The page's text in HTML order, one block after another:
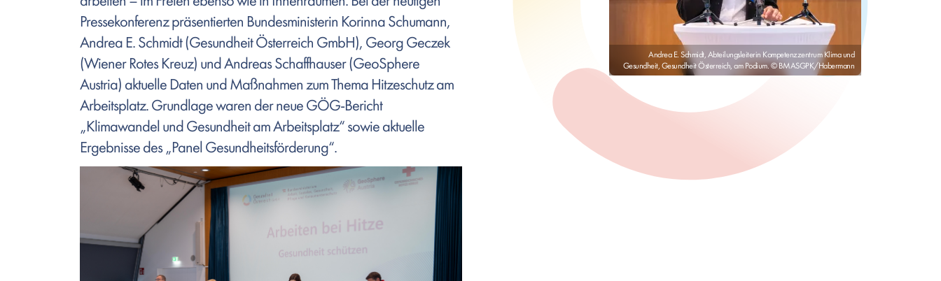
Pressekonferenz präsentierten Bundesministerin Korinna Schumann,
Andrea E. Schmidt (Gesundheit Österreich GmbH), Georg Geczek
(Wiener Rotes Kreuz) und Andreas Schaffhauser (GeoSphere
Austria) aktuelle Daten und Maßnahmen zum Thema Hitzeschutz am
Arbeitsplatz. Grundlage waren der neue GÖG-Bericht
„Klimawandel und Gesundheit am Arbeitsplatz“ sowie aktuelle
Ergebnisse des „Panel Gesundheitsförderung“.
Andrea E. Schmidt, Abteilungsleiterin Kompetenzzentrum Klima und
Gesundheit, Gesundheit Österreich, am Podium. © BMASGPK/Habermann